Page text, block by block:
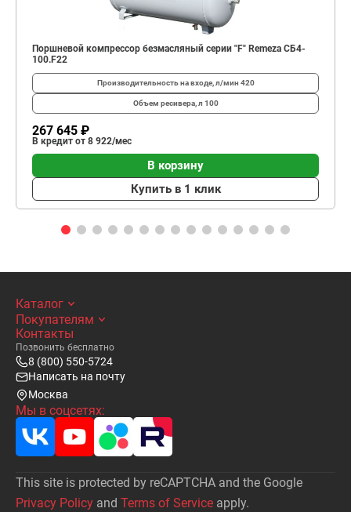
Поршневой компрессор безмасляный серии "F" Remeza СБ4-
100.F22
Производительность на входе, л/мин 420
Объем ресивера, л 100
267 645 ₽
В кредит от 8 922/мес
В корзину
Купить в 1 клик
Каталог
Покупателям
Контакты
Позвонить бесплатно
8 (800) 550-5724
Написать на почту
Москва
Мы в соцсетях:
This site is protected by reCAPTCHA and the Google
Privacy Policy and Terms of Service apply.